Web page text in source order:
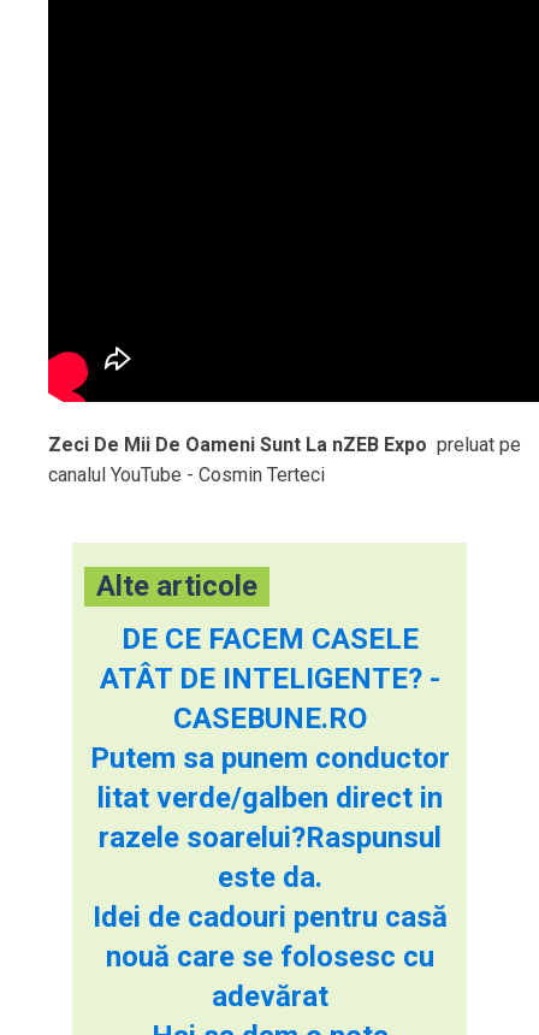
Zeci De Mii De Oameni Sunt La nZEB Expo preluat pe
canalul YouTube - Cosmin Terteci
Alte articole
DE CE FACEM CASELE
ATÂT DE INTELIGENTE? -
CASEBUNE.RO
Putem sa punem conductor
litat verde/galben direct in
razele soarelui?Raspunsul
este da.
Idei de cadouri pentru casă
nouă care se folosesc cu
adevărat